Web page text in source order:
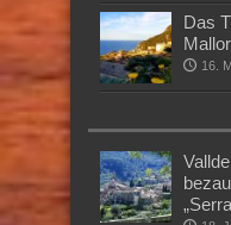
Das
16.